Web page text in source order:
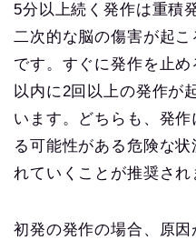
5分以上続く発作は重積
二次的な脳の傷害が起
です。すぐに発作を止
以内に2回以上の発作が
います。どちらも、発
る可能性がある危険な
れていくことが推奨され
初発の発作の場合、原